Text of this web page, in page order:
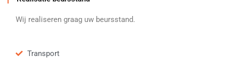
Wij realiseren graag uw beursstand.
Transport